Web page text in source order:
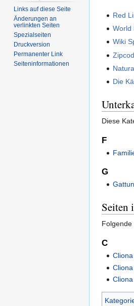
Red
World
Wiki
Die
Diese
F
G
Seiten
Folgende
C
Links auf diese Seite
Änderungen an
verlinkten Seiten
Spezialseiten
Druckversion
Permanenter Link
Seiten­informationen